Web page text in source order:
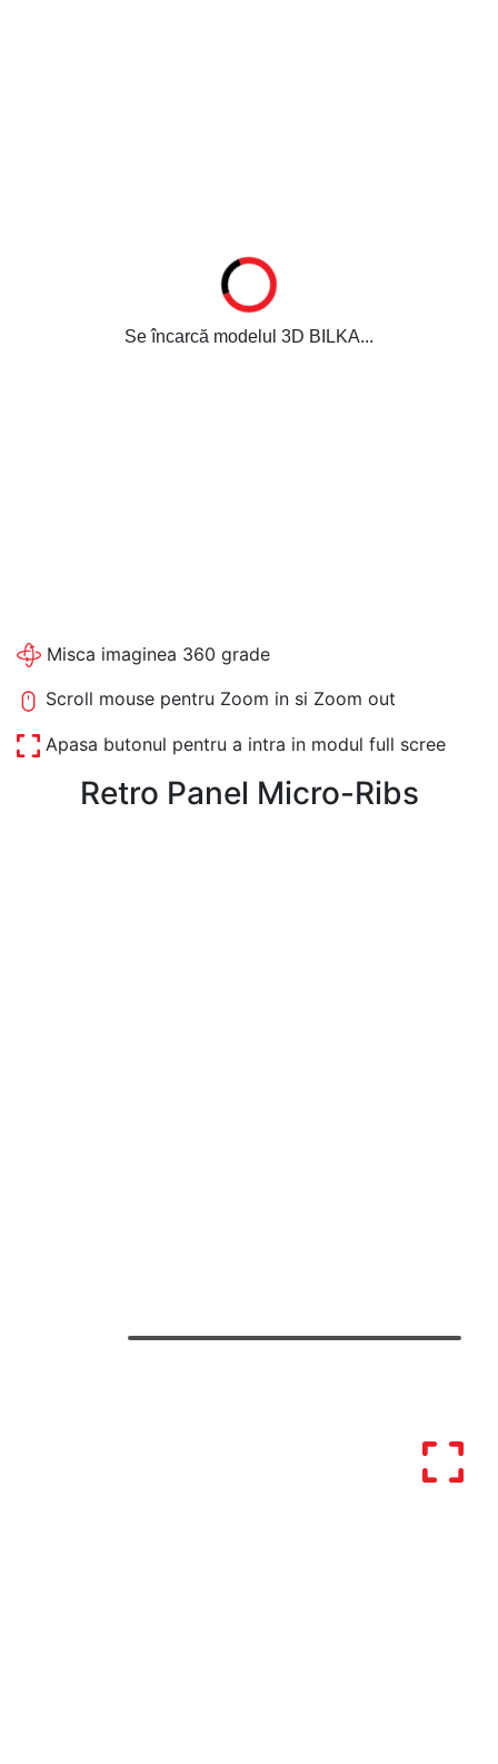
Se încarcă modelul 3D BILKA...
Misca imaginea 360 grade
Scroll mouse pentru Zoom in si Zoom out
Apasa butonul pentru a intra in modul full scree
Retro Panel Micro-Ribs